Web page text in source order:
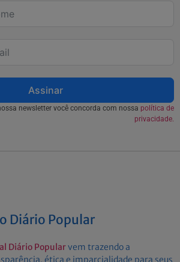
Assinar
newsletter você concorda com nossa política de
privacidade.
Diário Popular
Diário Popularvem trazendo a
ética e imparcialidade para seus